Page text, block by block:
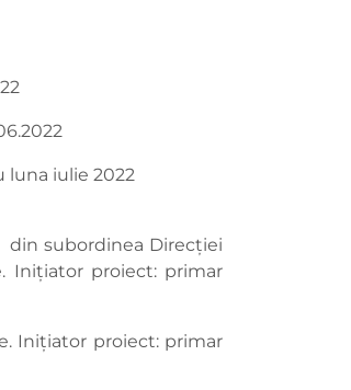
luna iulie 2022
din subordinea Direcției
Inițiator proiect: primar
Inițiator proiect: primar